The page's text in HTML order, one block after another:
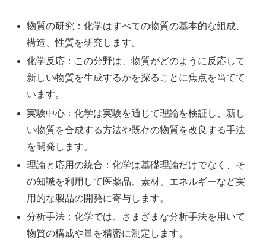
物質の研究：化学はすべての物質の基本的な組成、
構造、性質を研究します。
化学反応：この分野は、物質がどのように反応して
新しい物質を生成するかを探ることに焦点を当てて
います。
実験中心：化学は実験を通じて理論を検証し、新し
い物質を合成する方法や既存の物質を改良する手法
を開発します。
理論と応用の統合：化学は基礎理論だけでなく、そ
の知識を利用して医薬品、素材、エネルギーなど実
用的な製品の開発に寄与します。
分析手法：化学では、さまざまな分析手法を用いて
物質の構成や量を精密に測定します。